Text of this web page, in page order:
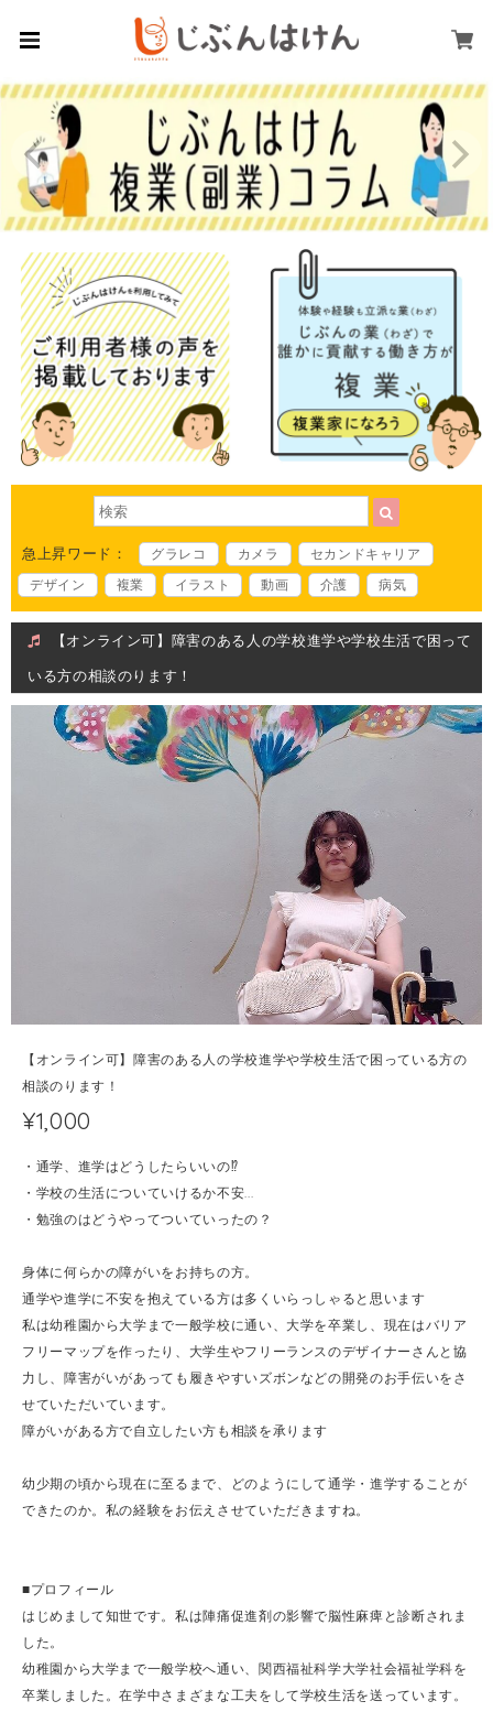
急上昇ワード： グラレコ カメラ
セカンドキャリア
デザイン
複業 イラスト 動画 介護 病気
【オンライン可】障害のある人の学校進学や学校生活で困って
いる方の相談のります！
【オンライン可】障害のある人の学校進学や学校生活で困っている方の
相談のります！
¥1,000
・通学、進学はどうしたらいいの⁉︎
・学校の生活についていけるか不安...
・勉強のはどうやってついていったの？
身体に何らかの障がいをお持ちの方。
通学や進学に不安を抱えている方は多くいらっしゃると思います
私は幼稚園から大学まで一般学校に通い、大学を卒業し、現在はバリア
フリーマップを作ったり、大学生やフリーランスのデザイナーさんと協
力し、障害がいがあっても履きやすいズボンなどの開発のお手伝いをさ
せていただいています。
障がいがある方で自立したい方も相談を承ります
幼少期の頃から現在に至るまで、どのようにして通学・進学することが
できたのか。私の経験をお伝えさせていただきますね。
■プロフィール
はじめまして知世です。私は陣痛促進剤の影響で脳性麻痺と診断されま
した。
幼稚園から大学まで一般学校へ通い、関西福祉科学大学社会福祉学科を
卒業しました。在学中さまざまな工夫をして学校生活を送っています。